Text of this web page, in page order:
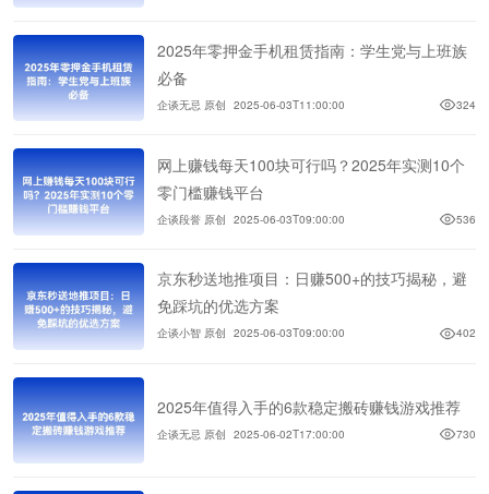
2025年零押金手机租赁指南：学生党与上班族
必备
企谈无忌 原创 2025-06-03T11:00:00 324
网上赚钱每天100块可行吗？2025年实测10个
零门槛赚钱平台
企谈段誉 原创 2025-06-03T09:00:00 536
京东秒送地推项目：日赚500+的技巧揭秘，避
免踩坑的优选方案
企谈小智 原创 2025-06-03T09:00:00 402
2025年值得入手的6款稳定搬砖赚钱游戏推荐
企谈无忌 原创 2025-06-02T17:00:00 730